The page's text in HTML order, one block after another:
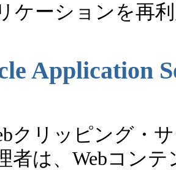
ケーションを再
Application
クリッピング・
者は、Webコン